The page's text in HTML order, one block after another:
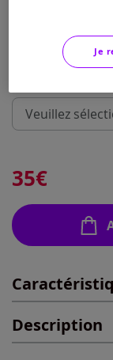
Veuillez
En stock
46 -En stock
48 -En stock
35€
Description
Je